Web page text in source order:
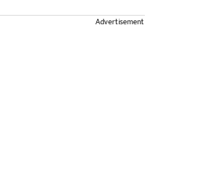
Advertisement